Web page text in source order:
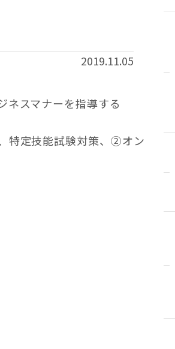
2019.11.05
ネスマナーを指導する
特定技能試験対策、②オン